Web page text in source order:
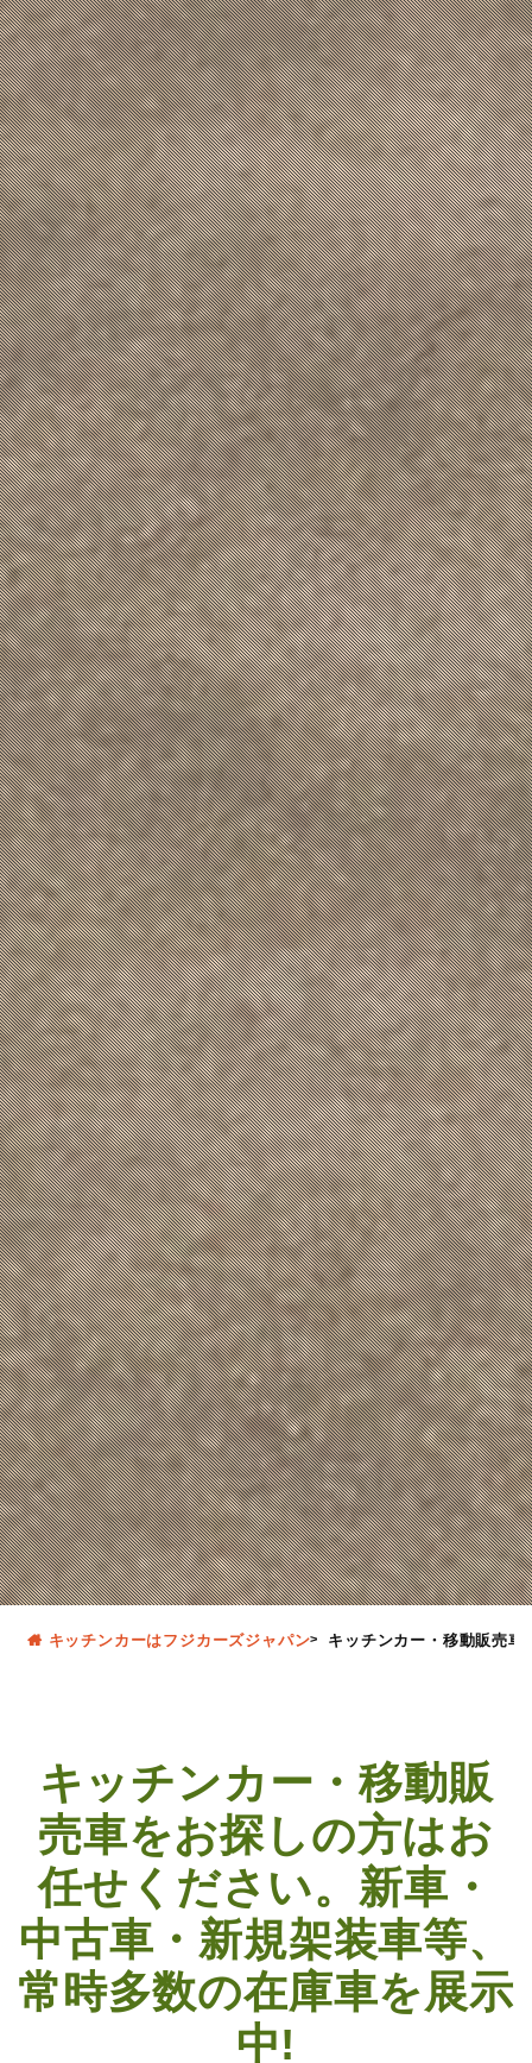
キッチンカーはフジカーズジャパン キッチンカー・移動販売車
キッチンカー・移動販
売車をお探しの方はお
任せください。 新車・
中古車・新規架装車等、
常時多数の在庫車を展示
中!